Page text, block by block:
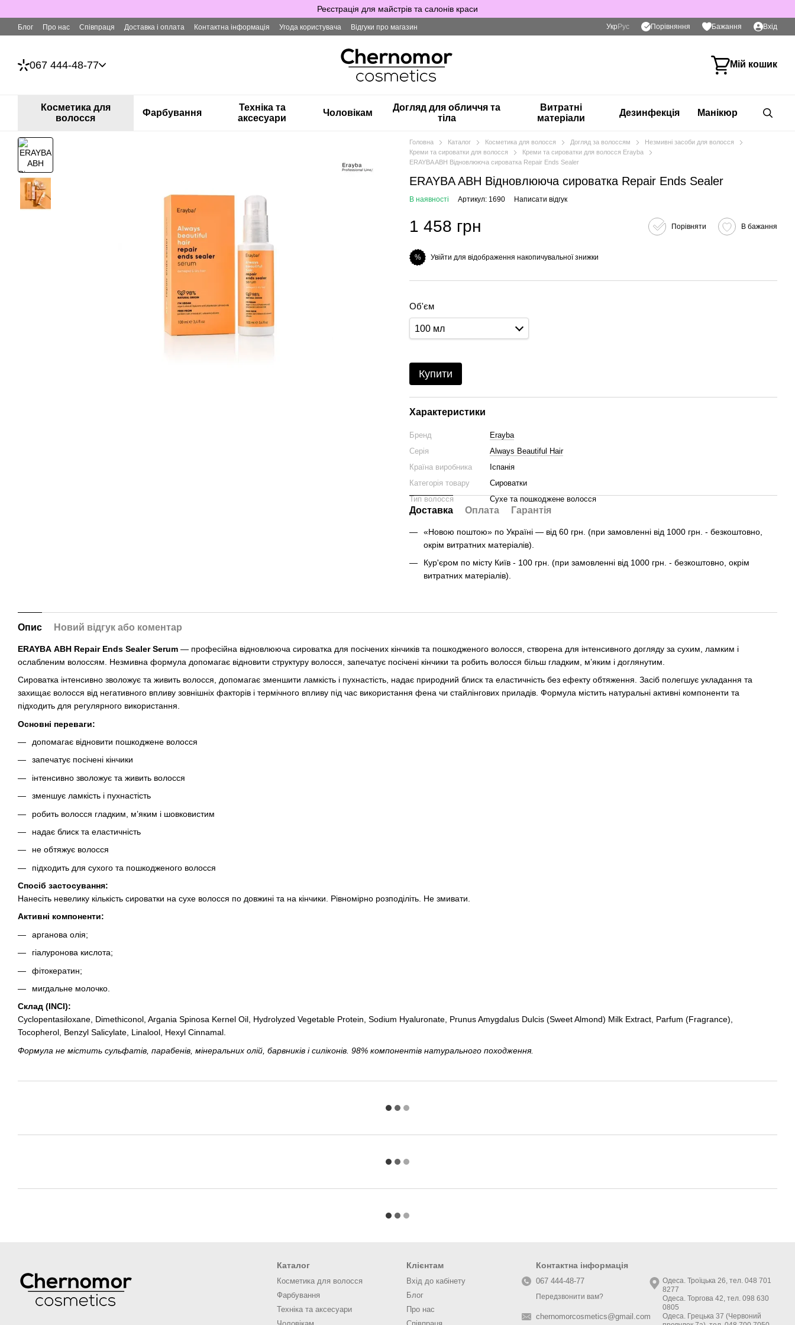
Реєстрація для майстрів та салонів краси
Блог Про нас Співпраця Доставка і оплата Контактна інформація Угода користувача Відгуки про магазин Укр Рус Порівняння Бажання Вхід
067 444-48-77 Мій кошик
Косметика для
волосся
Фарбування
Техніка та
аксесуари
Чоловікам
Догляд для обличчя та
тіла
Витратні
матеріали
Дезинфекція Манікюр
Головна Каталог Косметика для волосся Догляд за волоссям
Незмивні засоби для волосся
Креми та сироватки для волосся
Креми та сироватки для волосся Erayba
ERAYBA ABH Відновлююча сироватка Repair Ends Sealer
ERAYBA ABH Відновлююча сироватка Repair Ends Sealer
В наявності Артикул: 1690 Написати відгук
1 458 грн Порівняти В бажання
% Увійти для відображення накопичувальної знижки
Об'єм
100 мл
Купити
Характеристики
Бренд
Erayba
Серія
Always Beautiful Hair
Країна виробника
Іспанія
Категорія товару
Сироватки
Тип волосся
Сухе та пошкоджене волосся
Доставка Оплата Гарантія
«Новою поштою» по Україні — від 60 грн. (при замовленні від 1000 грн. - безкоштовно,
окрім витратних матеріалів).
Кур'єром по місту Київ - 100 грн. (при замовленні від 1000 грн. - безкоштовно, окрім
витратних матеріалів).
Опис Новий відгук або коментар
ERAYBA ABH Repair Ends Sealer Serum — професійна відновлююча сироватка для посічених кінчиків та пошкодженого волосся, створена для інтенсивного догляду за сухим, ламким і
ослабленим волоссям. Незмивна формула допомагає відновити структуру волосся, запечатує посічені кінчики та робить волосся більш гладким, м’яким і доглянутим.
Сироватка інтенсивно зволожує та живить волосся, допомагає зменшити ламкість і пухнастість, надає природний блиск та еластичність без ефекту обтяження. Засіб полегшує укладання та
захищає волосся від негативного впливу зовнішніх факторів і термічного впливу під час використання фена чи стайлінгових приладів. Формула містить натуральні активні компоненти та
підходить для регулярного використання.
Основні переваги:
допомагає відновити пошкоджене волосся
запечатує посічені кінчики
інтенсивно зволожує та живить волосся
зменшує ламкість і пухнастість
робить волосся гладким, м’яким і шовковистим
надає блиск та еластичність
не обтяжує волосся
підходить для сухого та пошкодженого волосся
Спосіб застосування:
Нанесіть невелику кількість сироватки на сухе волосся по довжині та на кінчики. Рівномірно розподіліть. Не змивати.
Активні компоненти:
арганова олія;
гіалуронова кислота;
фітокератин;
мигдальне молочко.
Склад (INCI):
Cyclopentasiloxane, Dimethiconol, Argania Spinosa Kernel Oil, Hydrolyzed Vegetable Protein, Sodium Hyaluronate, Prunus Amygdalus Dulcis (Sweet Almond) Milk Extract, Parfum (Fragrance),
Tocopherol, Benzyl Salicylate, Linalool, Hexyl Cinnamal.
Формула не містить сульфатів, парабенів, мінеральних олій, барвників і силіконів. 98% компонентів натурального походження.
Каталог
Косметика для волосся
Фарбування
Техніка та аксесуари
Клієнтам
Вхід до кабінету
Блог
Про нас
Контактна інформація
067 444-48-77
Передзвонити вам?
chernomorcosmetics@gmail.com
Одеса. Троїцька 26, тел. 048 701
8277
Одеса. Торгова 42, тел. 098 630
0805
Одеса. Грецька 37 (Червоний